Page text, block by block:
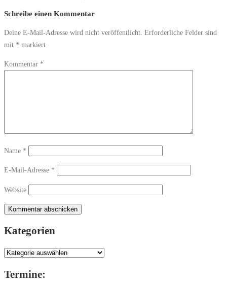
Schreibe einen Kommentar
Deine E-Mail-Adresse wird nicht veröffentlicht. Erforderliche Felder sind
mit * markiert
Kommentar *
Name *
E-Mail-Adresse *
Website
Kategorien
Kategorien
Termine: